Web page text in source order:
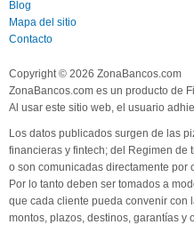
Blog
Mapa del sitio
Contacto
Copyright © 2026 ZonaBancos.com
ZonaBancos.com es un producto de
Al usar este sitio web, el usuario
Los datos publicados surgen de las
financieras y fintech; del Regimen de
o son comunicadas directamente por
Por lo tanto deben ser tomados a
que cada cliente pueda convenir con
montos, plazos, destinos, garantías y